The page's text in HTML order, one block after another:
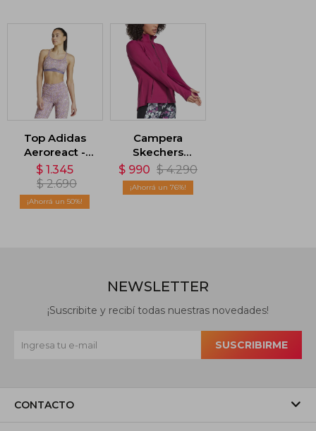
Top Adidas
Aeroreact -
Rosa
$ 1.345
$ 2.690
50
Campera
Skechers
GoWalk Mesh -
Rosa
$ 990 $ 4.290
76
CONTACTO
NEWSLETTER
¡Suscribite y recibí todas nuestras novedades!
SUSCRIBIRME